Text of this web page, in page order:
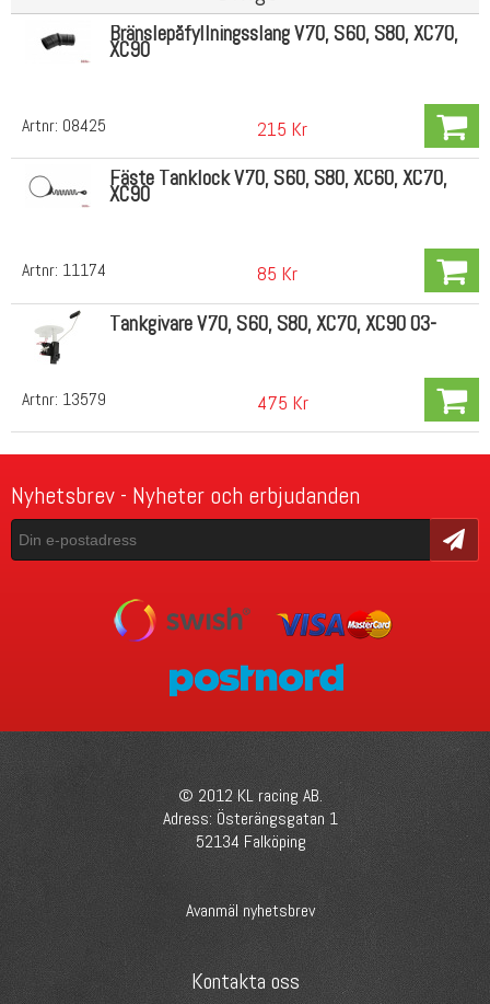
Artnr: 08425
Bränslepåfyllningsslang V70, S60, S80, XC70,
XC90
215 Kr
Artnr: 11174
Fäste Tanklock V70, S60, S80, XC60, XC70,
XC90
85 Kr
Artnr: 13579
Tankgivare V70, S60, S80, XC70, XC90 03-
475 Kr
Nyhetsbrev - Nyheter och erbjudanden
Skicka
© 2012 KL racing AB.
Adress: Österängsgatan 1
52134 Falköping
Avanmäl nyhetsbrev
Kontakta oss